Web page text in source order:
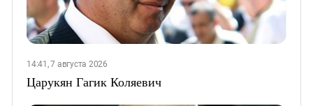
14:41, 7 августа 2026
Царукян Гагик Коляевич